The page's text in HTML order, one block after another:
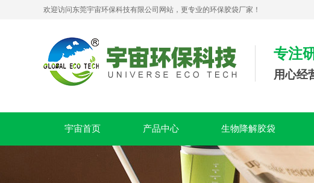
欢迎访问东莞宇宙环保科技有限公司网站，更专业的环保胶袋厂家！
专注
用心经
宇宙首页 产品中心 生物降解胶袋